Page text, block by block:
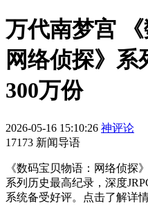
万代南梦宫 《
网络侦探》系
300万份
2026-05-16 15:10:26 神评论
17173 新闻导语
《数码宝贝物语：网络侦探
系列历史最高纪录，深度
系统备受好评。点击了解详情